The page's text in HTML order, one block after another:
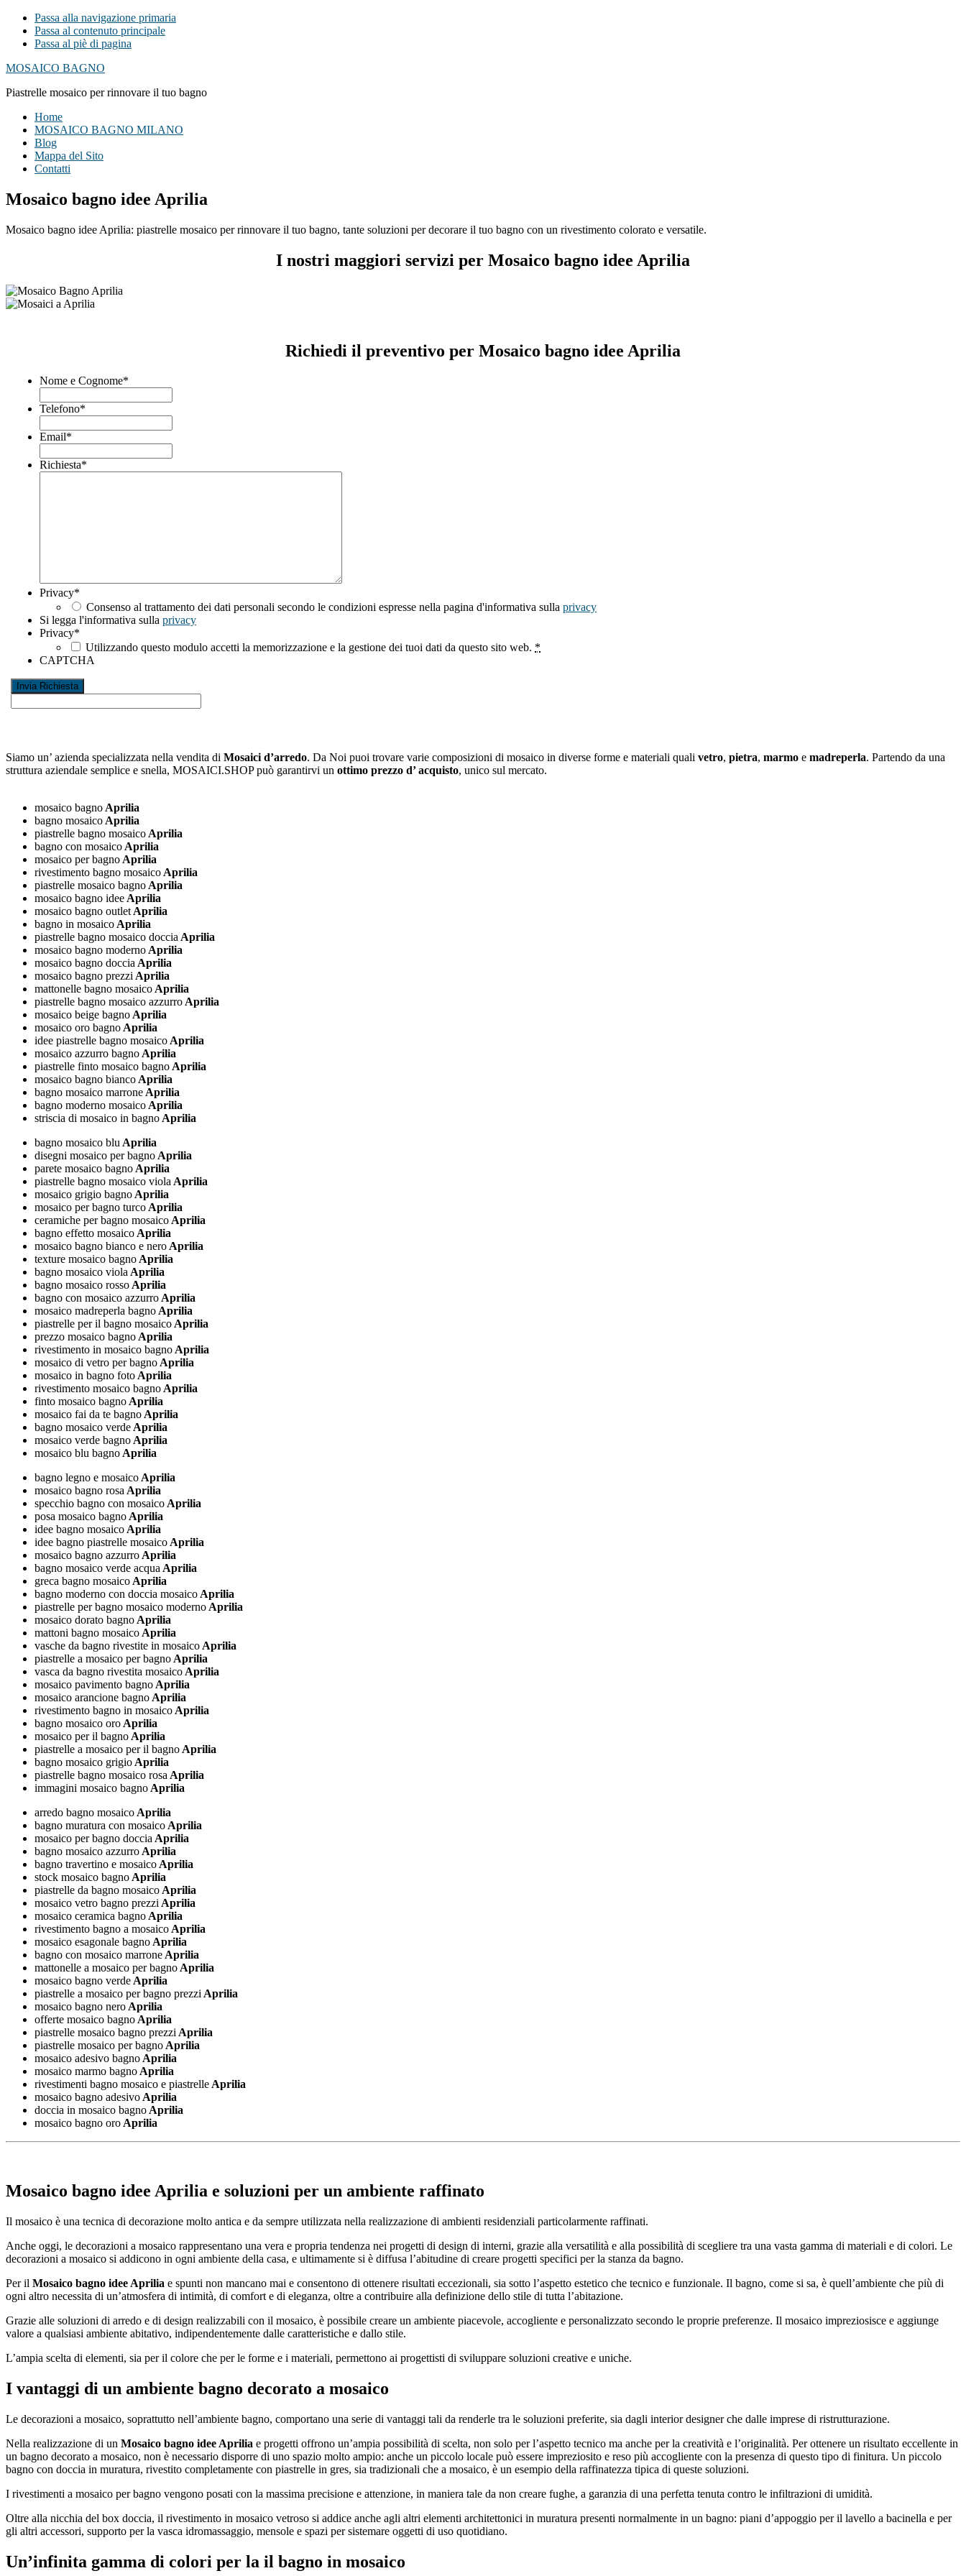
Passa alla navigazione primaria
Passa al contenuto principale
Passa al piè di pagina
MOSAICO BAGNO
Piastrelle mosaico per rinnovare il tuo bagno
Home
MOSAICO BAGNO MILANO
Blog
Mappa del Sito
Contatti
Mosaico bagno idee Aprilia
Mosaico bagno idee Aprilia: piastrelle mosaico per rinnovare il tuo bagno, tante soluzioni per decorare il tuo bagno con un rivestimento colorato e versatile.
I nostri maggiori servizi per Mosaico bagno idee Aprilia
Richiedi il preventivo per Mosaico bagno idee Aprilia
Nome e Cognome*
Telefono*
Email*
Richiesta*
Privacy*
Consenso al trattamento dei dati personali secondo le condizioni espresse nella pagina d'informativa sulla privacy
Si legga l'informativa sulla privacy
Privacy*
Utilizzando questo modulo accetti la memorizzazione e la gestione dei tuoi dati da questo sito web. *
CAPTCHA
Siamo un’ azienda specializzata nella vendita di Mosaici d’arredo. Da Noi puoi trovare varie composizioni di mosaico in diverse forme e materiali quali vetro, pietra, marmo e madreperla. Partendo da una
struttura aziendale semplice e snella, MOSAICI.SHOP può garantirvi un ottimo prezzo d’ acquisto, unico sul mercato.
mosaico bagnoAprilia
bagno mosaicoAprilia
piastrelle bagno mosaicoAprilia
bagno con mosaicoAprilia
mosaico per bagnoAprilia
rivestimento bagno mosaicoAprilia
piastrelle mosaico bagnoAprilia
mosaico bagno ideeAprilia
mosaico bagno outletAprilia
bagno in mosaicoAprilia
piastrelle bagno mosaico docciaAprilia
mosaico bagno modernoAprilia
mosaico bagno docciaAprilia
mosaico bagno prezziAprilia
mattonelle bagno mosaicoAprilia
piastrelle bagno mosaico azzurroAprilia
mosaico beige bagnoAprilia
mosaico oro bagnoAprilia
idee piastrelle bagno mosaicoAprilia
mosaico azzurro bagnoAprilia
piastrelle finto mosaico bagnoAprilia
mosaico bagno biancoAprilia
bagno mosaico marroneAprilia
bagno moderno mosaicoAprilia
striscia di mosaico in bagnoAprilia
bagno mosaico bluAprilia
disegni mosaico per bagnoAprilia
parete mosaico bagnoAprilia
piastrelle bagno mosaico violaAprilia
mosaico grigio bagnoAprilia
mosaico per bagno turcoAprilia
ceramiche per bagno mosaicoAprilia
bagno effetto mosaicoAprilia
mosaico bagno bianco e neroAprilia
texture mosaico bagnoAprilia
bagno mosaico violaAprilia
bagno mosaico rossoAprilia
bagno con mosaico azzurroAprilia
mosaico madreperla bagnoAprilia
piastrelle per il bagno mosaicoAprilia
prezzo mosaico bagnoAprilia
rivestimento in mosaico bagnoAprilia
mosaico di vetro per bagnoAprilia
mosaico in bagno fotoAprilia
rivestimento mosaico bagnoAprilia
finto mosaico bagnoAprilia
mosaico fai da te bagnoAprilia
bagno mosaico verdeAprilia
mosaico verde bagnoAprilia
mosaico blu bagnoAprilia
bagno legno e mosaicoAprilia
mosaico bagno rosaAprilia
specchio bagno con mosaicoAprilia
posa mosaico bagnoAprilia
idee bagno mosaicoAprilia
idee bagno piastrelle mosaicoAprilia
mosaico bagno azzurroAprilia
bagno mosaico verde acquaAprilia
greca bagno mosaicoAprilia
bagno moderno con doccia mosaicoAprilia
piastrelle per bagno mosaico modernoAprilia
mosaico dorato bagnoAprilia
mattoni bagno mosaicoAprilia
vasche da bagno rivestite in mosaicoAprilia
piastrelle a mosaico per bagnoAprilia
vasca da bagno rivestita mosaicoAprilia
mosaico pavimento bagnoAprilia
mosaico arancione bagnoAprilia
rivestimento bagno in mosaicoAprilia
bagno mosaico oroAprilia
mosaico per il bagnoAprilia
piastrelle a mosaico per il bagnoAprilia
bagno mosaico grigioAprilia
piastrelle bagno mosaico rosaAprilia
immagini mosaico bagnoAprilia
arredo bagno mosaicoAprilia
bagno muratura con mosaicoAprilia
mosaico per bagno docciaAprilia
bagno mosaico azzurroAprilia
bagno travertino e mosaicoAprilia
stock mosaico bagnoAprilia
piastrelle da bagno mosaicoAprilia
mosaico vetro bagno prezziAprilia
mosaico ceramica bagnoAprilia
rivestimento bagno a mosaicoAprilia
mosaico esagonale bagnoAprilia
bagno con mosaico marroneAprilia
mattonelle a mosaico per bagnoAprilia
mosaico bagno verdeAprilia
piastrelle a mosaico per bagno prezziAprilia
mosaico bagno neroAprilia
offerte mosaico bagnoAprilia
piastrelle mosaico bagno prezziAprilia
piastrelle mosaico per bagnoAprilia
mosaico adesivo bagnoAprilia
mosaico marmo bagnoAprilia
rivestimenti bagno mosaico e piastrelleAprilia
mosaico bagno adesivoAprilia
doccia in mosaico bagnoAprilia
mosaico bagno oroAprilia
Mosaico bagno idee Aprilia e soluzioni per un ambiente raffinato
Il mosaico è una tecnica di decorazione molto antica e da sempre utilizzata nella realizzazione di ambienti residenziali particolarmente raffinati.
Anche oggi, le decorazioni a mosaico rappresentano una vera e propria tendenza nei progetti di design di interni, grazie alla versatilità e alla possibilità di scegliere tra una vasta gamma di materiali e di colori. Le
decorazioni a mosaico si addicono in ogni ambiente della casa, e ultimamente si è diffusa l’abitudine di creare progetti specifici per la stanza da bagno.
Per il Mosaico bagno idee Aprilia e spunti non mancano mai e consentono di ottenere risultati eccezionali, sia sotto l’aspetto estetico che tecnico e funzionale. Il bagno, come si sa, è quell’ambiente che più di
ogni altro necessita di un’atmosfera di intimità, di comfort e di eleganza, oltre a contribuire alla definizione dello stile di tutta l’abitazione.
Grazie alle soluzioni di arredo e di design realizzabili con il mosaico, è possibile creare un ambiente piacevole, accogliente e personalizzato secondo le proprie preferenze. Il mosaico impreziosisce e aggiunge
valore a qualsiasi ambiente abitativo, indipendentemente dalle caratteristiche e dallo stile.
L’ampia scelta di elementi, sia per il colore che per le forme e i materiali, permettono ai progettisti di sviluppare soluzioni creative e uniche.
I vantaggi di un ambiente bagno decorato a mosaico
Le decorazioni a mosaico, soprattutto nell’ambiente bagno, comportano una serie di vantaggi tali da renderle tra le soluzioni preferite, sia dagli interior designer che dalle imprese di ristrutturazione.
Nella realizzazione di un Mosaico bagno idee Aprilia e progetti offrono un’ampia possibilità di scelta, non solo per l’aspetto tecnico ma anche per la creatività e l’originalità. Per ottenere un risultato eccellente in
un bagno decorato a mosaico, non è necessario disporre di uno spazio molto ampio: anche un piccolo locale può essere impreziosito e reso più accogliente con la presenza di questo tipo di finitura. Un piccolo
bagno con doccia in muratura, rivestito completamente con piastrelle in gres, sia tradizionali che a mosaico, è un esempio della raffinatezza tipica di queste soluzioni.
I rivestimenti a mosaico per bagno vengono posati con la massima precisione e attenzione, in maniera tale da non creare fughe, a garanzia di una perfetta tenuta contro le infiltrazioni di umidità.
Oltre alla nicchia del box doccia, il rivestimento in mosaico vetroso si addice anche agli altri elementi architettonici in muratura presenti normalmente in un bagno: piani d’appoggio per il lavello a bacinella e per
gli altri accessori, supporto per la vasca idromassaggio, mensole e spazi per sistemare oggetti di uso quotidiano.
Un’infinita gamma di colori per la il bagno in mosaico